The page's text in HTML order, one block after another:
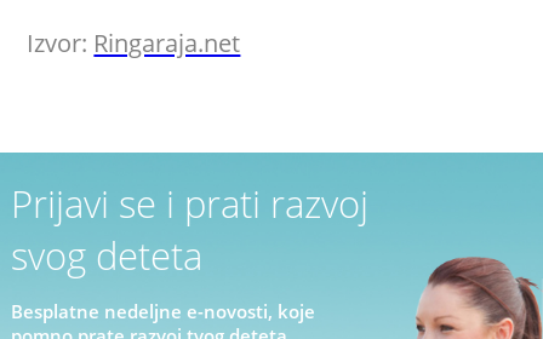
Izvor: Ringaraja.net
Prijavi se i prati razvoj
svog deteta
Besplatne nedeljne e-novosti, koje